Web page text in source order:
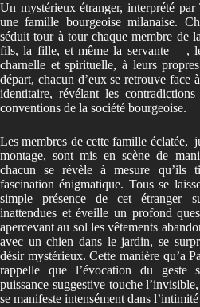
Un mystérieux étranger, interprété par
une famille bourgeoise milanaise.
séduit tour à tour chaque membre
fils, la fille, et même la servante —,
charnelle et spirituelle, à leurs
départ, chacun d’eux se retrouve face
identitaire, révélant les
conventions de la société bourgeoise.
Les membres de cette famille éclatée,
montage, sont mis en scène de
chacun se révèle à mesure qu’ils
fascination énigmatique. Tous se
simple présence de cet étranger
inattendues et éveille un profond
apercevant au sol les vêtements
avec un chien dans le jardin, se
désir mystérieux. Cette manière qu’a
rappelle que l’évocation du geste
puissance suggestive touche
se manifeste intensément dans l’intimité